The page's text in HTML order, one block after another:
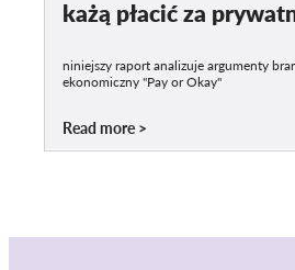
każą płacić za
niniejszy raport analizuje argumenty
ekonomiczny "Pay or Okay"
Read more